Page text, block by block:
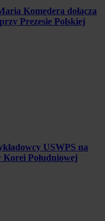
Komędera dołącza
Prezesie Polskiej
USWPS na
Południowej